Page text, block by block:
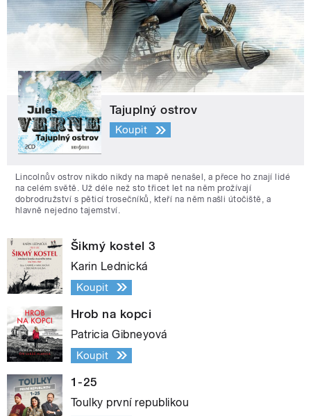
Tajuplný ostrov
Koupit
Lincolnův ostrov nikdo nikdy na mapě nenašel, a přece ho znají lidé
na celém světě. Už déle než sto třicet let na něm prožívají
dobrodružství s pěticí trosečníků, kteří na něm našli útočiště, a
hlavně nejedno tajemství.
Šikmý kostel 3
Karin Lednická
Koupit
Hrob na kopci
Patricia Gibneyová
Koupit
1-25
Toulky první republikou